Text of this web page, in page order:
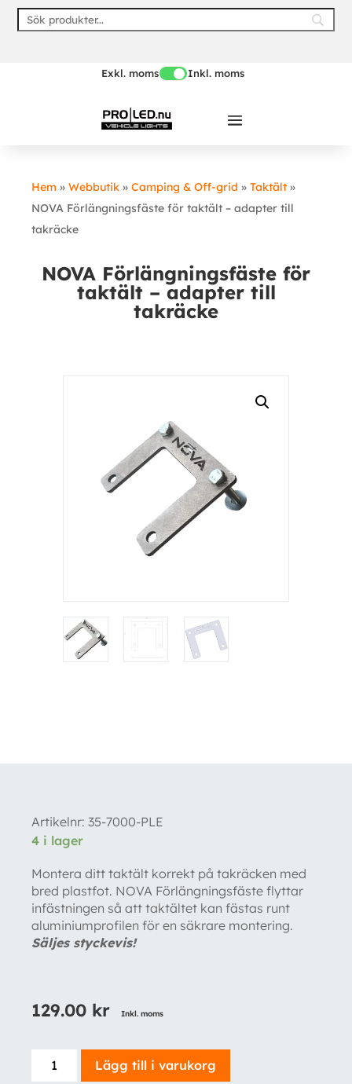
Skip
Exkl. moms Inkl. moms
Hem » Webbutik » Camping & Off-grid » Taktält »
NOVA Förlängningsfäste för taktält – adapter till
takräcke
NOVA Förlängningsfäste för
taktält – adapter till
takräcke
Artikelnr: 35-7000-PLE
4 i lager
Montera ditt taktält korrekt på takräcken med
bred plastfot. NOVA Förlängningsfäste flyttar
infästningen så att taktältet kan fästas runt
aluminiumprofilen för en säkrare montering.
Säljes styckevis!
129.00 kr Inkl. moms
NOVA
Förlängningsfäste
Lägg till i varukorg